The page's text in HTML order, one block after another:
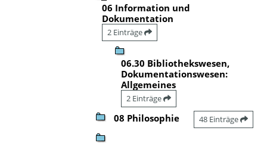
06 Information und
Dokumentation
2 Einträge
06.30 Bibliothekswesen,
Dokumentationswesen:
Allgemeines
2 Einträge
08 Philosophie 48 Einträge